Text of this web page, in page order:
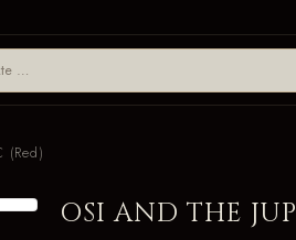
(Red)
OSI AND THE